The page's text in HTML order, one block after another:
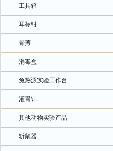
工具箱
耳标钳
骨剪
消毒盒
兔热源实验工作台
灌胃针
其他动物实验产品
斩鼠器